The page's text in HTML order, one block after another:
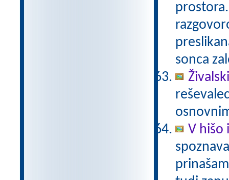
sonca
V hišo